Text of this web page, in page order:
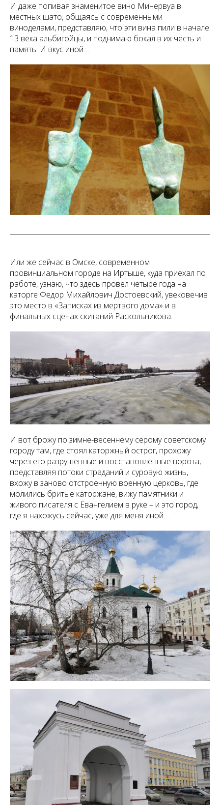
И даже попивая знаменитое вино Минервуа в
местных шато, общаясь с современными
виноделами, представляю, что эти вина пили в начале
13 века альбигойцы, и поднимаю бокал в их честь и
память. И вкус иной…
Или же сейчас в Омске, современном
провинциальном городе на Иртыше, куда приехал по
работе, узнаю, что здесь провёл четыре года на
каторге Федор Михайлович Достоевский, увековечив
это место в «Записках из мертвого дома» и в
финальных сценах скитаний Раскольникова.
И вот брожу по зимне-весеннему серому советскому
городу там, где стоял каторжный острог, прохожу
через его разрушенные и восстановленные ворота,
представляя потоки страданий и суровую жизнь,
вхожу в заново отстроенную военную церковь, где
молились бритые каторжане, вижу памятники и
живого писателя с Евангелием в руке – и это город,
где я нахожусь сейчас, уже для меня иной…